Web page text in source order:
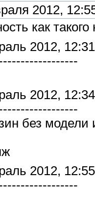
2012,
как
2012,
2012,
без
2012,